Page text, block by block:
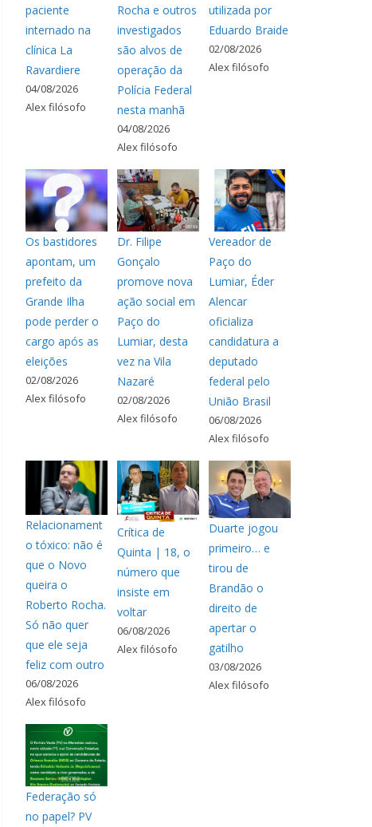
paciente
internado na
clínica La
Ravardiere
04/08/2026
Alex filósofo
Rocha e outros
investigados
são alvos de
operação da
Polícia Federal
nesta manhã
04/08/2026
Alex filósofo
utilizada por
Eduardo Braide
02/08/2026
Alex filósofo
Os bastidores
apontam, um
prefeito da
Grande Ilha
pode perder o
cargo após as
eleições
02/08/2026
Alex filósofo
Dr. Filipe
Gonçalo
promove nova
ação social em
Paço do
Lumiar, desta
vez na Vila
Nazaré
02/08/2026
Alex filósofo
Vereador de
Paço do
Lumiar, Éder
Alencar
oficializa
candidatura a
deputado
federal pelo
União Brasil
06/08/2026
Alex filósofo
Relacionament
o tóxico: não é
que o Novo
queira o
Roberto Rocha.
Só não quer
que ele seja
feliz com outro
06/08/2026
Alex filósofo
Crítica de
Quinta | 18, o
número que
insiste em
voltar
06/08/2026
Alex filósofo
Duarte jogou
primeiro… e
tirou de
Brandão o
direito de
apertar o
gatilho
03/08/2026
Alex filósofo
Federação só
no papel? PV